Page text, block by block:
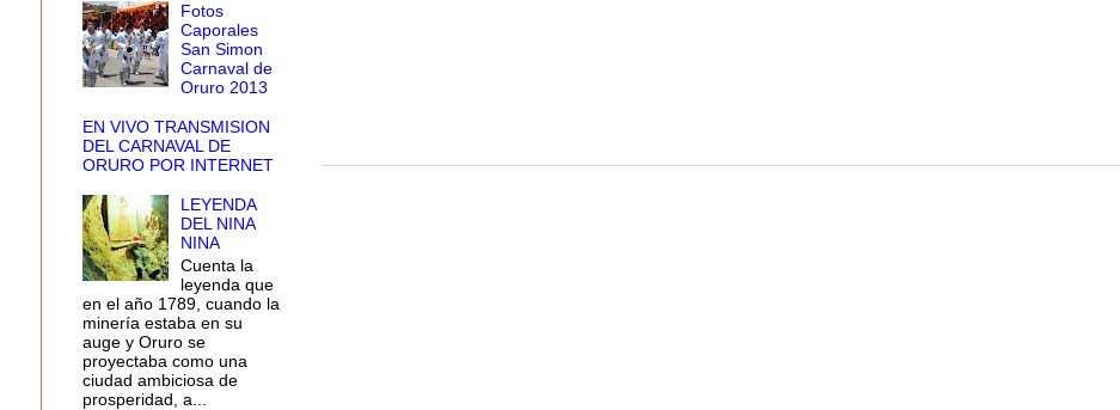
Fotos
Caporales
San Simon
Carnaval de
Oruro 2013
EN VIVO TRANSMISION
DEL CARNAVAL DE
ORURO POR INTERNET
LEYENDA
DEL NINA
NINA
Cuenta la
leyenda que
en el año 1789, cuando la
minería estaba en su
auge y Oruro se
proyectaba como una
ciudad ambiciosa de
prosperidad, a...